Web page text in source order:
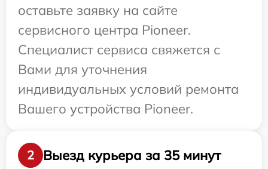
оставьте заявку на сайте
сервисного центра Pioneer.
Специалист сервиса свяжется с
Вами для уточнения
индивидуальных условий ремонта
Вашего устройства Pioneer.
2 Выезд курьера за 35 минут